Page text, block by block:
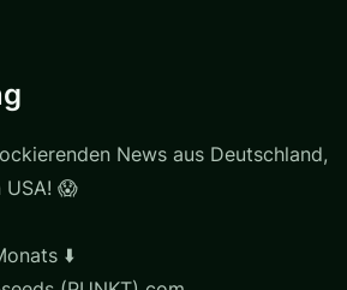
News aus Deutschland,
USA! 😱
⬇️